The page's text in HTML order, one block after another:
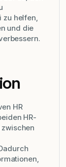
zu helfen,
und die
HR
HR-